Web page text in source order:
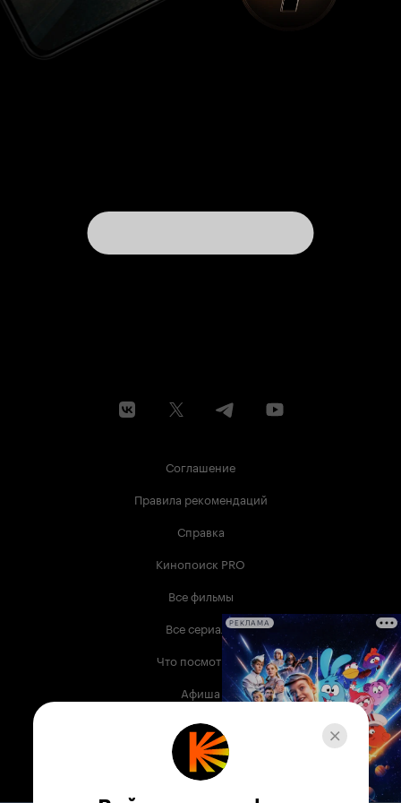
Соглашение
Правила рекомендаций
Справка
Кинопоиск PRO
Все фильмы
Все сериалы
Что посмотреть
Афиша
Музыка
Телепрограмма
РЕКЛАМА